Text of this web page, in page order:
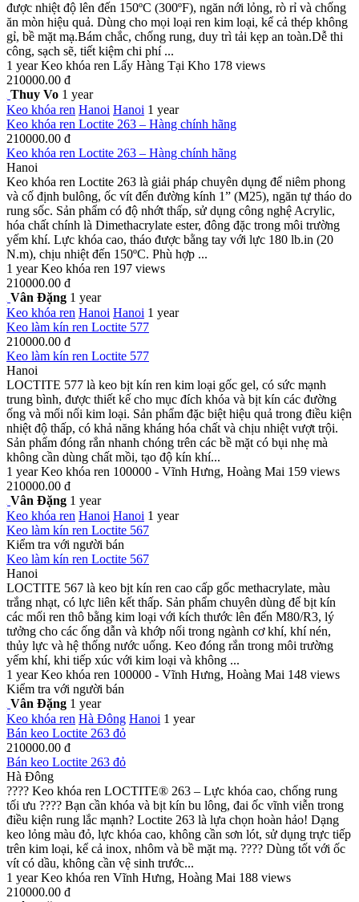
được nhiệt độ lên đến 150ºC (300ºF), ngăn nới lỏng, rò rỉ và chống
ăn mòn hiệu quả. Dùng cho mọi loại ren kim loại, kể cả thép không
gỉ, bề mặt mạ.Bám chắc, chống rung, duy trì tải kẹp an toàn.Dễ thi
công, sạch sẽ, tiết kiệm chi phí ...
1 year Keo khóa ren Lấy Hàng Tại Kho 178 views
210000.00 đ
Thuy Vo 1 year
Keo khóa ren Hanoi Hanoi 1 year
Keo khóa ren Loctite 263 – Hàng chính hãng
210000.00 đ
Keo khóa ren Loctite 263 – Hàng chính hãng
Hanoi
Keo khóa ren Loctite 263 là giải pháp chuyên dụng để niêm phong
và cố định bulông, ốc vít đến đường kính 1” (M25), ngăn tự tháo do
rung sốc. Sản phẩm có độ nhớt thấp, sử dụng công nghệ Acrylic,
hóa chất chính là Dimethacrylate ester, đông đặc trong môi trường
yếm khí. Lực khóa cao, tháo được bằng tay với lực 180 lb.in (20
N.m), chịu nhiệt đến 150ºC. Phù hợp ...
1 year Keo khóa ren 197 views
210000.00 đ
Vân Đặng 1 year
Keo khóa ren Hanoi Hanoi 1 year
Keo làm kín ren Loctite 577
210000.00 đ
Keo làm kín ren Loctite 577
Hanoi
LOCTITE 577 là keo bịt kín ren kim loại gốc gel, có sức mạnh
trung bình, được thiết kế cho mục đích khóa và bịt kín các đường
ống và mối nối kim loại. Sản phẩm đặc biệt hiệu quả trong điều kiện
nhiệt độ thấp, có khả năng kháng hóa chất và chịu nhiệt vượt trội.
Sản phẩm đóng rắn nhanh chóng trên các bề mặt có bụi nhẹ mà
không cần dùng chất mồi, tạo độ kín khí...
1 year Keo khóa ren 100000 - Vĩnh Hưng, Hoàng Mai 159 views
210000.00 đ
Vân Đặng 1 year
Keo khóa ren Hanoi Hanoi 1 year
Keo làm kín ren Loctite 567
Kiểm tra với người bán
Keo làm kín ren Loctite 567
Hanoi
LOCTITE 567 là keo bịt kín ren cao cấp gốc methacrylate, màu
trắng nhạt, có lực liên kết thấp. Sản phẩm chuyên dùng để bịt kín
các mối ren thô bằng kim loại với kích thước lên đến M80/R3, lý
tưởng cho các ống dẫn và khớp nối trong ngành cơ khí, khí nén,
thủy lực và hệ thống nước uống. Keo đóng rắn trong môi trường
yếm khí, khi tiếp xúc với kim loại và không ...
1 year Keo khóa ren 100000 - Vĩnh Hưng, Hoàng Mai 148 views
Kiểm tra với người bán
Vân Đặng 1 year
Keo khóa ren Hà Đông Hanoi 1 year
Bán keo Loctite 263 đỏ
210000.00 đ
Bán keo Loctite 263 đỏ
Hà Đông
???? Keo khóa ren LOCTITE® 263 – Lực khóa cao, chống rung
tối ưu ???? Bạn cần khóa và bịt kín bu lông, đai ốc vĩnh viễn trong
điều kiện rung lắc mạnh? Loctite 263 là lựa chọn hoàn hảo! Dạng
keo lỏng màu đỏ, lực khóa cao, không cần sơn lót, sử dụng trực tiếp
trên kim loại, kể cả inox, nhôm và bề mặt mạ. ???? Dùng tốt với ốc
vít có dầu, không cần vệ sinh trước...
1 year Keo khóa ren Vĩnh Hưng, Hoàng Mai 188 views
210000.00 đ